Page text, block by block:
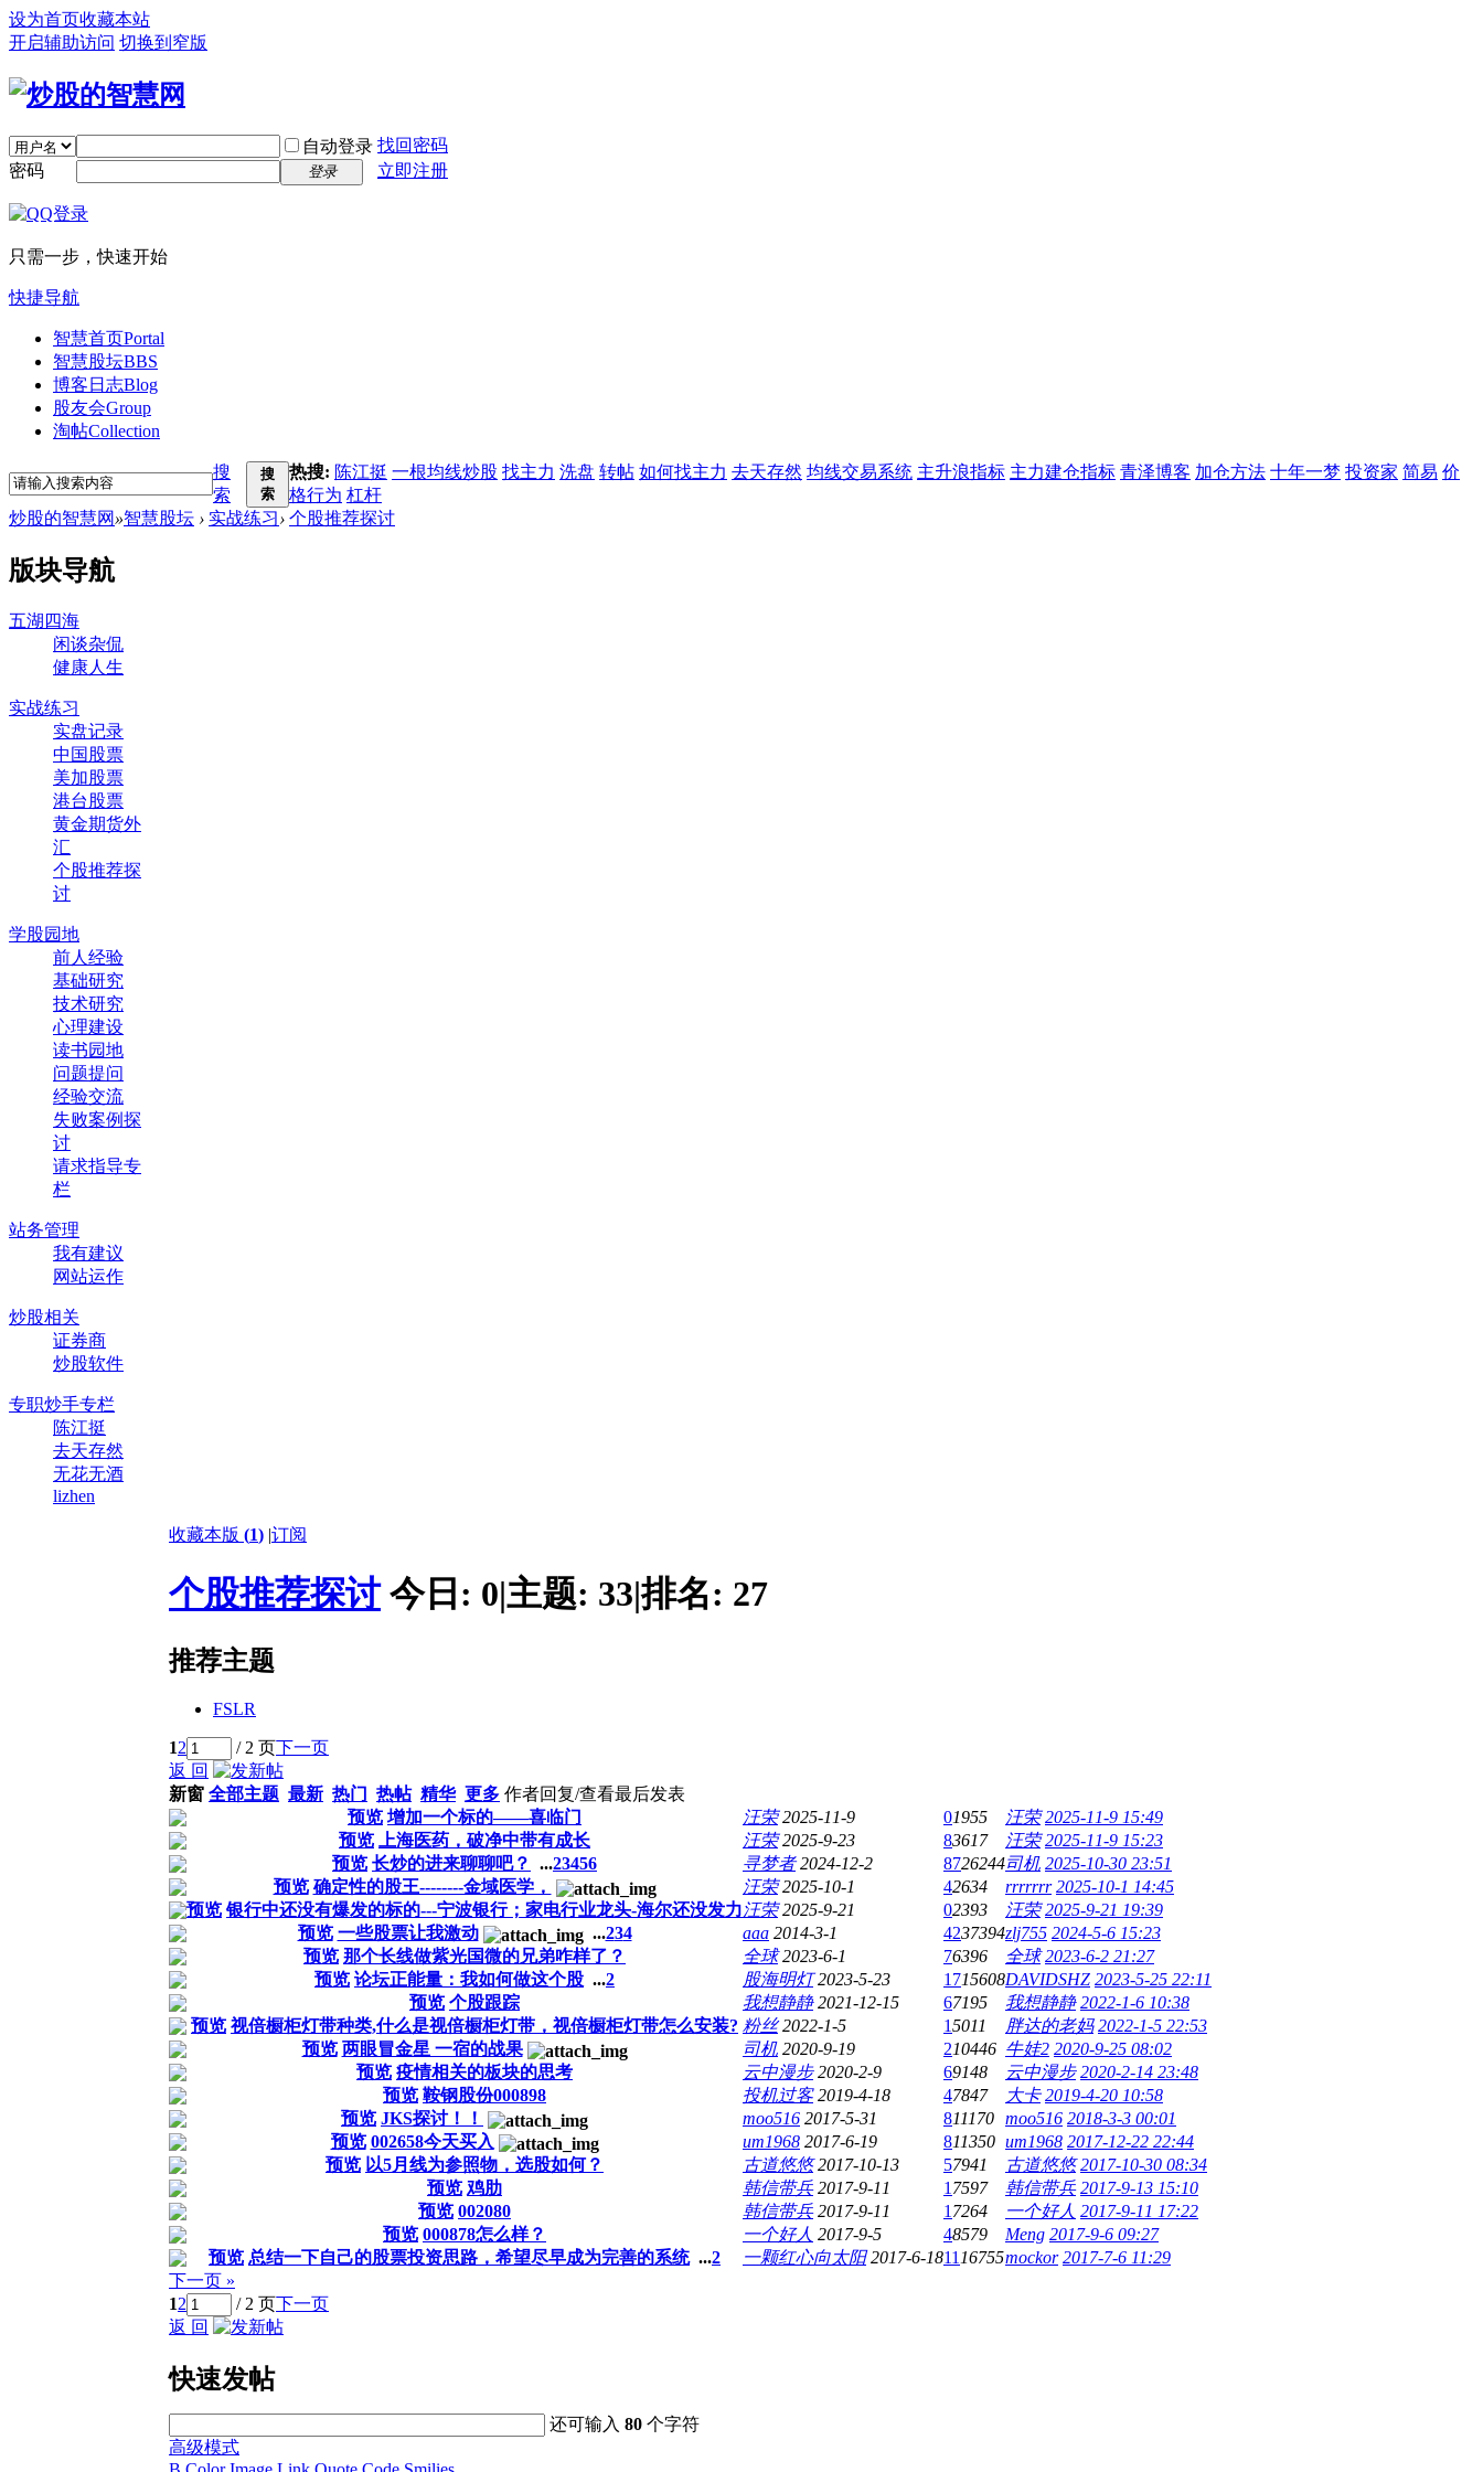
设为首页收藏本站
开启辅助访问 切换到窄版
自动登录 找回密码
密码
登录 立即注册
只需一步，快速开始
快捷导航
智慧首页Portal
智慧股坛BBS
博客日志Blog
股友会Group
淘帖Collection
搜
索
搜
索
热搜: 陈江挺 一根均线炒股 找主力 洗盘 转帖 如何找主力 去天存然 均线交易系统 主升浪指标 主力建仓指标 青泽博客 加仓方法 十年一梦 投资家 简易 价
格行为 杠杆
炒股的智慧网 »智慧股坛 › 实战练习› 个股推荐探讨
版块导航
五湖四海
闲谈杂侃
健康人生
实战练习
实盘记录
中国股票
美加股票
港台股票
黄金期货外
汇
个股推荐探
讨
学股园地
前人经验
基础研究
技术研究
心理建设
读书园地
问题提问
经验交流
失败案例探
讨
请求指导专
栏
站务管理
我有建议
网站运作
炒股相关
证券商
炒股软件
专职炒手专栏
陈江挺
去天存然
无花无酒
lizhen
收藏本版 (1) |订阅
个股推荐探讨 今日: 0|主题: 33|排名: 27
推荐主题
FSLR
12 / 2 页下一页
返 回
新窗 全部主题 最新 热门 热帖 精华 更多 作者回复/查看最后发表
预览 增加一个标的——喜临门 汪荣 2025-11-9 01955 汪荣 2025-11-9 15:49
预览 上海医药，破净中带有成长 汪荣 2025-9-23 83617 汪荣 2025-11-9 15:23
预览 长炒的进来聊聊吧？ ...23456 寻梦者 2024-12-2 8726244司机 2025-10-30 23:51
预览 确定性的股王--------金域医学， 汪荣 2025-10-1 42634 rrrrrrr 2025-10-1 14:45
预览 银行中还没有爆发的标的---宁波银行；家电行业龙头-海尔还没发力汪荣 2025-9-21 02393 汪荣 2025-9-21 19:39
预览 一些股票让我激动 ...234 aaa 2014-3-1 4237394zlj755 2024-5-6 15:23
预览 那个长线做紫光国微的兄弟咋样了？ 全球 2023-6-1 76396 全球 2023-6-2 21:27
预览 论坛正能量：我如何做这个股 ...2 股海明灯 2023-5-23 1715608DAVIDSHZ 2023-5-25 22:11
预览 个股跟踪 我想静静 2021-12-15 67195 我想静静 2022-1-6 10:38
预览 视倍橱柜灯带种类,什么是视倍橱柜灯带，视倍橱柜灯带怎么安装? 粉丝 2022-1-5 15011 胖达的老妈 2022-1-5 22:53
预览 两眼冒金星 一宿的战果 司机 2020-9-19 210446 牛娃2 2020-9-25 08:02
预览 疫情相关的板块的思考 云中漫步 2020-2-9 69148 云中漫步 2020-2-14 23:48
预览 鞍钢股份000898 投机过客 2019-4-18 47847 大卡 2019-4-20 10:58
预览 JKS探讨！！ moo516 2017-5-31 811170 moo516 2018-3-3 00:01
预览 002658今天买入 um1968 2017-6-19 811350 um1968 2017-12-22 22:44
预览 以5月线为参照物，选股如何？ 古道悠悠 2017-10-13 57941 古道悠悠 2017-10-30 08:34
预览 鸡肋 韩信带兵 2017-9-11 17597 韩信带兵 2017-9-13 15:10
预览 002080 韩信带兵 2017-9-11 17264 一个好人 2017-9-11 17:22
预览 000878怎么样？ 一个好人 2017-9-5 48579 Meng 2017-9-6 09:27
预览 总结一下自己的股票投资思路，希望尽早成为完善的系统 ...2 一颗红心向太阳 2017-6-181116755mockor 2017-7-6 11:29
下一页 »
12 / 2 页下一页
返 回
快速发帖
还可输入80 个字符
高级模式